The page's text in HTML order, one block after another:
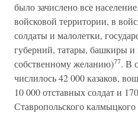
было зачислено все
войсковой территории, в
солдаты и малолетки,
губерний, татары, башкиры
собственному желанию)77. В
числилось 42 000 казаков,
10 000 отставных солдат и
Ставропольского калмыцкого